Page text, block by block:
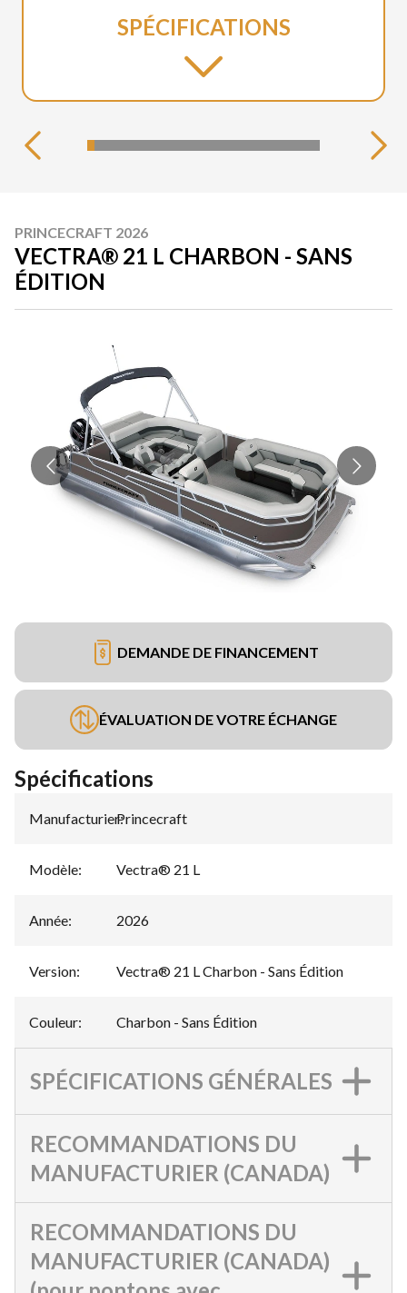
SPÉCIFICATIONS
PRINCECRAFT 2026
VECTRA® 21 L CHARBON - SANS
ÉDITION
DEMANDE DE FINANCEMENT
ÉVALUATION DE VOTRE ÉCHANGE
Spécifications
Manufacturier:
Princecraft
Modèle: Vectra® 21 L
Année: 2026
Version: Vectra® 21 L Charbon - Sans Édition
Couleur: Charbon - Sans Édition
SPÉCIFICATIONS GÉNÉRALES
RECOMMANDATIONS DU
MANUFACTURIER (CANADA)
RECOMMANDATIONS DU
MANUFACTURIER (CANADA)